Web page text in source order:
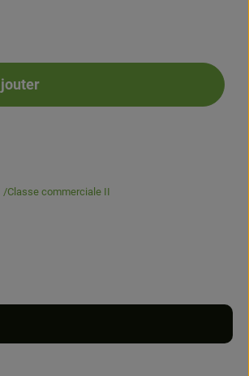
le produit au panier
Classe commerciale II